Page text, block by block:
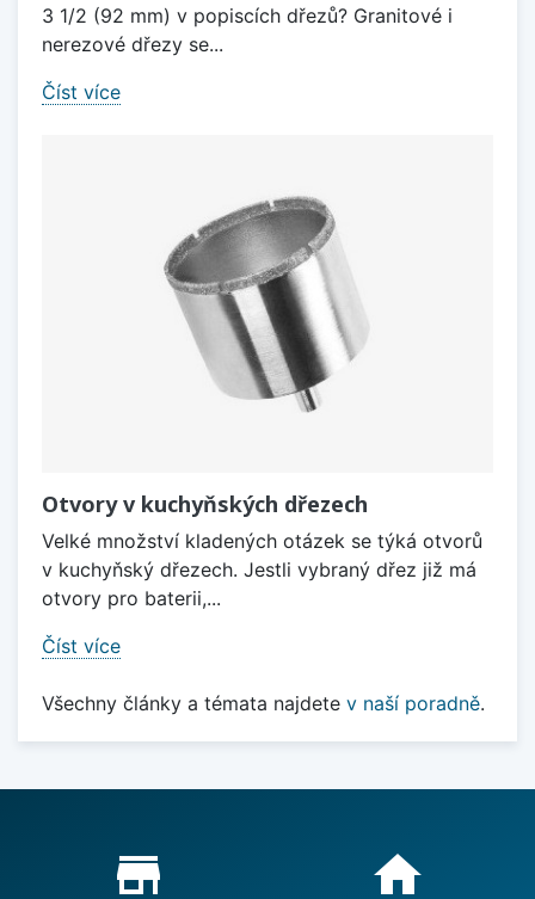
3 1/2 (92 mm) v popiscích dřezů? Granitové i
nerezové dřezy se...
Číst více
Otvory v kuchyňských dřezech
Velké množství kladených otázek se týká otvorů
v kuchyňský dřezech. Jestli vybraný dřez již má
otvory pro baterii,...
Číst více
Všechny články a témata najdete v naší poradně.
Proč nakupovat u nás?
store_mall_directory home